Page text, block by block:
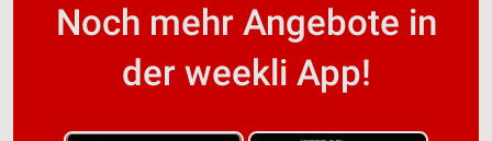
Noch mehr Angebote in
der weekli App!